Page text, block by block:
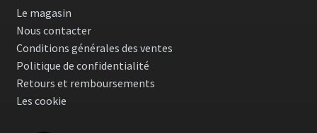
Le magasin
Nous contacter
Conditions générales des ventes
Politique de confidentialité
Retours et remboursements
Les cookie